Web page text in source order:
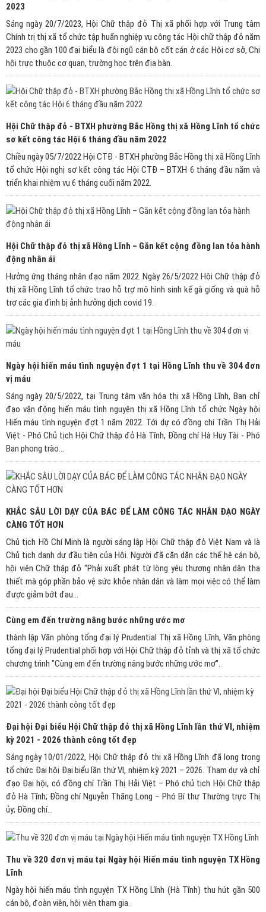
2023
Sáng ngày 20/7/2023, Hội Chữ thập đỏ Thị xã phối hợp với Trung tâm
Chính trị thị xã tổ chức tập huấn nghiệp vụ công tác Hội chữ thập đỏ năm
2023 cho gần 100 đại biểu là đội ngũ cán bộ cốt cán ở các Hội cơ sở, Chi
hội trực thuộc cơ quan, trường học trên địa bàn.
Hội Chữ thập đỏ - BTXH phường Bắc Hồng thị xã Hồng Lĩnh tổ chức
sơ kết công tác Hội 6 tháng đầu năm 2022
Chiều ngày 05/7/2022 Hội CTĐ - BTXH phường Bắc Hồng thị xã Hồng Lĩnh
tổ chức Hội nghị sơ kết công tác Hội CTĐ – BTXH 6 tháng đầu năm và
triển khai nhiệm vụ 6 tháng cuối năm 2022.
Hội Chữ thập đỏ thị xã Hồng Lĩnh – Gắn kết cộng đồng lan tỏa hành
động nhân ái
Hưởng ứng tháng nhân đạo năm 2022. Ngày 26/5/2022 Hội Chữ thập đỏ
thị xã Hồng Lĩnh tổ chức trao hỗ trợ mô hình sinh kế gà giống và quà hỗ
trợ các gia đình bị ảnh hưởng dịch covid 19.
Ngày hội hiến máu tình nguyện đợt 1 tại Hồng Lĩnh thu về 304 đơn
vị máu
Sáng ngày 20/5/2022, tại Trung tâm văn hóa thị xã Hồng Lĩnh, Ban chỉ
đạo vận động hiến máu tình nguyện thị xã Hồng Lĩnh tổ chức Ngày hội
Hiến máu tình nguyện đợt 1 năm 2022. Tới dự có đồng chí Trần Thị Hải
Việt - Phó Chủ tịch Hội Chữ thập đỏ Hà Tĩnh, Đồng chí Hà Huy Tài - Phó
Ban phong trào...
KHẮC SÂU LỜI DẠY CỦA BÁC ĐỂ LÀM CÔNG TÁC NHÂN ĐẠO NGÀY
CÀNG TỐT HƠN
Chủ tịch Hồ Chí Minh là người sáng lập Hội Chữ thập đỏ Việt Nam và là
Chủ tịch danh dự đầu tiên của Hội. Người đã căn dặn các thế hệ cán bộ,
hội viên Chữ thập đỏ “Phải xuất phát từ lòng yêu thương nhân dân tha
thiết mà góp phần bảo vệ sức khỏe nhân dân và làm mọi việc có thể làm
được giảm bớt đau...
Cùng em đến trường nâng bước những ước mơ
thành lập Văn phòng tổng đại lý Prudential Thị xã Hồng Lĩnh, Văn phòng
tổng đại lý Prudential phối hợp với Hội Chữ thập đỏ tỉnh và thị xã tổ chức
chương trình "Cùng em đến trường nâng bước những ước mơ".
Đại hội Đại biểu Hội Chữ thập đỏ thị xã Hồng Lĩnh lần thứ VI, nhiệm
kỳ 2021 - 2026 thành công tốt đẹp
Sáng ngày 10/01/2022, Hội Chữ thập đỏ thị xã Hồng Lĩnh đã long trọng
tổ chức Đại hội Đại biểu lần thứ VI, nhiệm kỳ 2021 – 2026. Tham dự và chỉ
đạo Đại hội, có đồng chí Trần Thị Hải Việt – Phó chủ tịch Hội Chữ thập
đỏ Hà Tĩnh; Đồng chí Nguyễn Thăng Long – Phó Bí thư Thường trực Thị
ủy; Đồng chí...
Thu về 320 đơn vị máu tại Ngày hội Hiến máu tình nguyện TX Hồng
Lĩnh
Ngày hội hiến máu tình nguyện TX Hồng Lĩnh (Hà Tĩnh) thu hút gần 500
cán bộ, đoàn viên, hội viên tham gia.